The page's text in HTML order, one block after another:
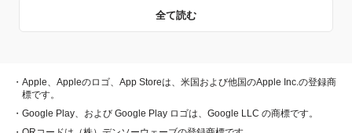
全て読む
PayPay株式会社
概要
・Apple、Appleのロゴ、App Storeは、米国および他国のApple Inc.の登録商
標です。
・Google Play、および Google Play ロゴは、Google LLC の商標です。